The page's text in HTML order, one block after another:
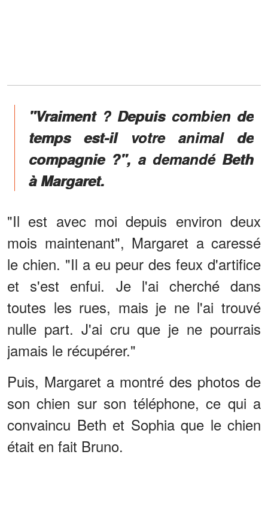
"Vraiment ? Depuis combien de
temps est-il votre animal de
compagnie ?", a demandé Beth
à Margaret.
"Il est avec moi depuis environ deux
mois maintenant", Margaret a caressé
le chien. "Il a eu peur des feux d'artifice
et s'est enfui. Je l'ai cherché dans
toutes les rues, mais je ne l'ai trouvé
nulle part. J'ai cru que je ne pourrais
jamais le récupérer."
Puis, Margaret a montré des photos de
son chien sur son téléphone, ce qui a
convaincu Beth et Sophia que le chien
était en fait Bruno.